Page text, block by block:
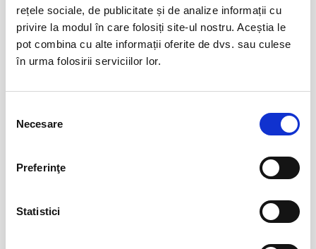
rețele sociale, de publicitate și de analize informații cu
privire la modul în care folosiți site-ul nostru. Aceștia le
pot combina cu alte informații oferite de dvs. sau culese
în urma folosirii serviciilor lor.
consimțământului
Necesare
Preferinţe
Statistici
Abonamente FC Bihor Oradea
Oradea
01
iun